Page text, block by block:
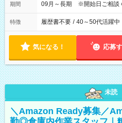
期間 09月～長期 ※開始日ご相談
特徴 履歴書不要 / 40～50代活躍中
気になる！ 応募
未読
＼Amazon Ready募集／